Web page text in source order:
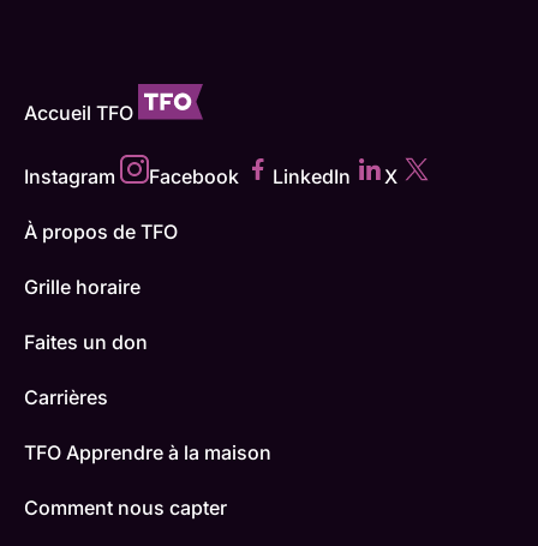
Accueil TFO
Instagram Facebook LinkedIn X
À propos de TFO
Grille horaire
Faites un don
Carrières
TFO Apprendre à la maison
Comment nous capter